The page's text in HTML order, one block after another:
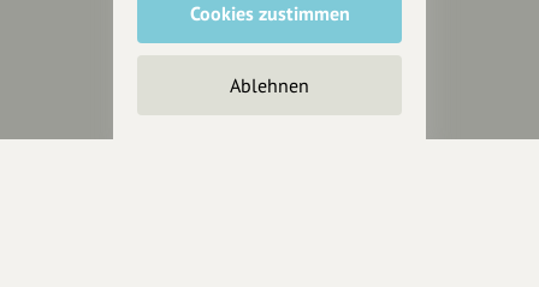
Unterstütze
unsere Plattform
Cookies zustimmen
Ablehnen